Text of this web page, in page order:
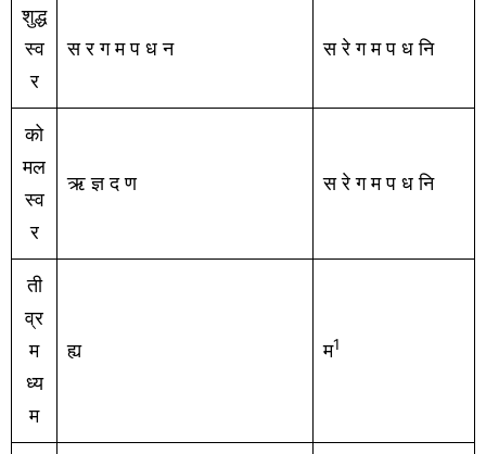
शुद्ध
स्व
र
स र ग म प ध न स रे ग म प ध नि
को
मल
स्व
र
ऋ ज्ञ द ण स रे ग म प ध नि
ती
व्र
म
ध्य
म
ह्य म1